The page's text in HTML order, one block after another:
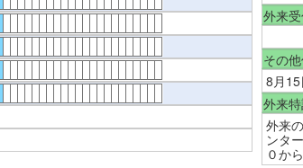
外来
その
8月
外来
外来
ンタ
０か